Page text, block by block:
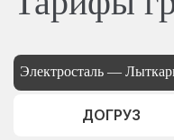
Электросталь —
ДОГРУЗ